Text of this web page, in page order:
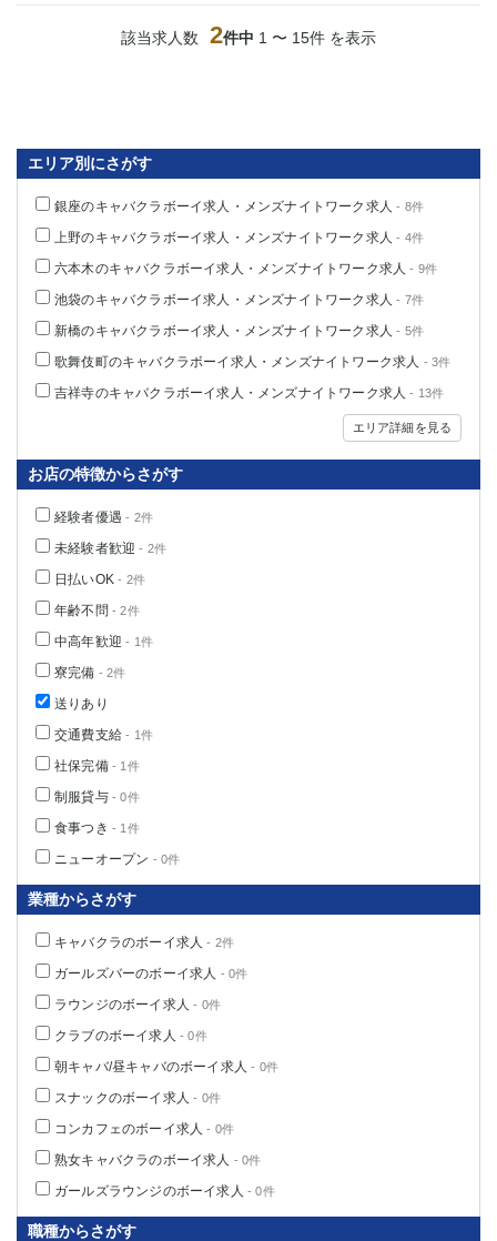
該当求人数 2件中 1 〜 15件 を表示
エリア別にさがす
銀座のキャバクラボーイ求人・メンズナイトワーク求人 - 8件
上野のキャバクラボーイ求人・メンズナイトワーク求人 - 4件
六本木のキャバクラボーイ求人・メンズナイトワーク求人 - 9件
池袋のキャバクラボーイ求人・メンズナイトワーク求人 - 7件
新橋のキャバクラボーイ求人・メンズナイトワーク求人 - 5件
歌舞伎町のキャバクラボーイ求人・メンズナイトワーク求人 - 3件
吉祥寺のキャバクラボーイ求人・メンズナイトワーク求人 - 13件
エリア詳細を見る
お店の特徴からさがす
経験者優遇 - 2件
未経験者歓迎 - 2件
日払いOK - 2件
年齢不問 - 2件
中高年歓迎 - 1件
寮完備 - 2件
送りあり
交通費支給 - 1件
社保完備- 1件
制服貸与- 0件
食事つき - 1件
ニューオープン - 0件
業種からさがす
キャバクラのボーイ求人 - 2件
ガールズバーのボーイ求人 - 0件
ラウンジのボーイ求人 - 0件
クラブのボーイ求人 - 0件
朝キャバ/昼キャバのボーイ求人 - 0件
スナックのボーイ求人 - 0件
コンカフェのボーイ求人 - 0件
熟女キャバクラのボーイ求人 - 0件
ガールズラウンジのボーイ求人 - 0件
職種からさがす
八千代台
本八幡
宇都宮
茨城県
群馬県
該当求人 0件 選択した内容で設定